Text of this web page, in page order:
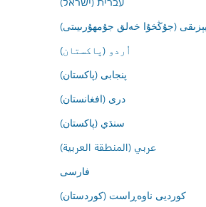
(جۇڭخۇا خەلق جۇمھۇرىيىتى)
اُردو (پاکستان)
پنجابی (پاکستان)
درى (افغانستان)
سنڌي (پاکستان)
عربي (المنطقة العربية)
فارسى
کوردیی ناوەڕاست (کوردستان)